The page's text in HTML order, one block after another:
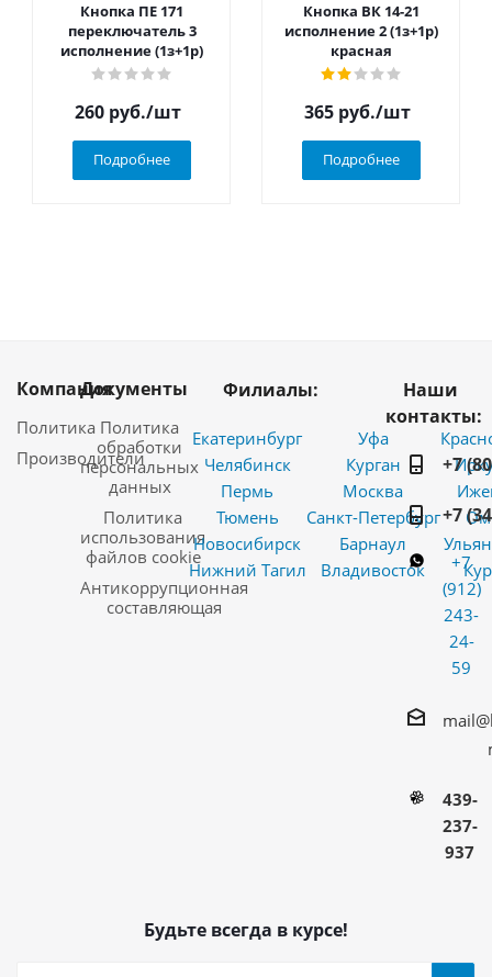
Кнопка ПЕ 171
переключатель 3
исполнение (1з+1р)
260 руб./шт
Подробнее
Кнопка ВК 14-21
исполнение 2 (1з+1р)
красная
365 руб./шт
Подробнее
Компания
Политика
Производители
Документы
Политика
обработки
персональных
данных
Политика
использования
файлов cookie
Антикоррупционная
составляющая
Филиалы:
Екатеринбург
Челябинск
Пермь
Тюмень
Новосибирск
Нижний Тагил
Уфа
Курган
Москва
Санкт-Петербург
Барнаул
Владивосток
Наши
контакты:
+7
+7
+7
(912)
243-
24-
59
439-
237-
937
Будьте всегда в курсе!